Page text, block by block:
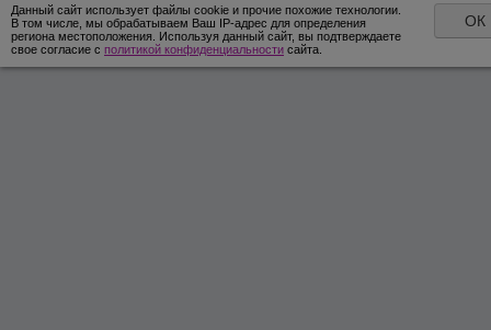
Данный сайт использует файлы cookie и прочие похожие технологии.
В том числе, мы обрабатываем Ваш IP-адрес для определения
региона местоположения. Используя данный сайт, вы подтверждаете
свое согласие с политикой конфиденциальности сайта.
ОК